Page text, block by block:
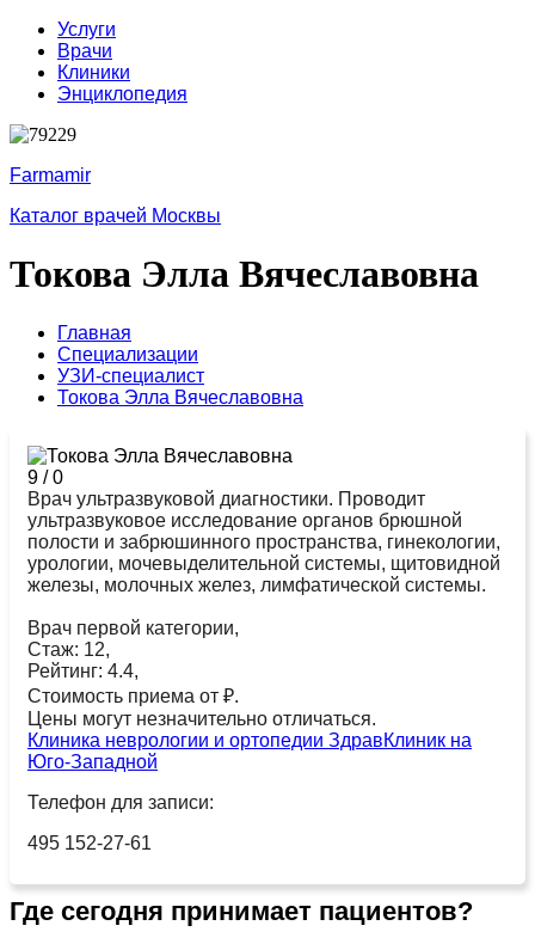
Услуги
Врачи
Клиники
Энциклопедия
Farmamir
Каталог врачей Москвы
Токова Элла Вячеславовна
Главная
Специализации
УЗИ-специалист
Токова Элла Вячеславовна
9 /0
Врач ультразвуковой диагностики. Проводит
ультразвуковое исследование органов брюшной
полости и забрюшинного пространства, гинекологии,
урологии, мочевыделительной системы, щитовидной
железы, молочных желез, лимфатической системы.
Врач первой категории,
Стаж: 12,
Рейтинг: 4.4,
Стоимость приема от ₽.
Цены могут незначительно отличаться.
Клиника неврологии и ортопедии ЗдравКлиник на
Юго-Западной
Телефон для записи:
495 152-27-61
Где сегодня принимает пациентов?